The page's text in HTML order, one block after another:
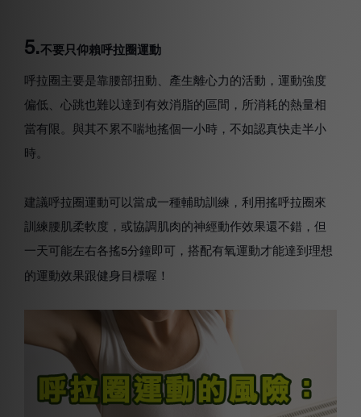
5.不要只仰賴呼拉圈運動
呼拉圈主要是靠腰部扭動、產生離心力的活動，運動強度
偏低、心跳也難以達到有效消脂的區間，所消耗的熱量相
當有限。與其不累不喘地搖個一小時，不如認真快走半小
時。
建議呼拉圈運動可以當成一種輔助訓練，利用搖呼拉圈來
訓練腰肌柔軟度，或協調肌肉的神經動作效果還不錯，但
一天可能左右各搖5分鐘即可，搭配有氧運動才能達到理想
的運動效果跟健身目標喔！